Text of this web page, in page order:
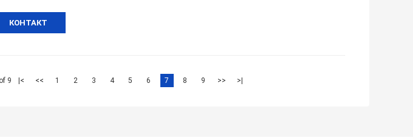
КОНТАКТ
9 |< << 1 2 3 4 5 6 7 8 9 >> >|